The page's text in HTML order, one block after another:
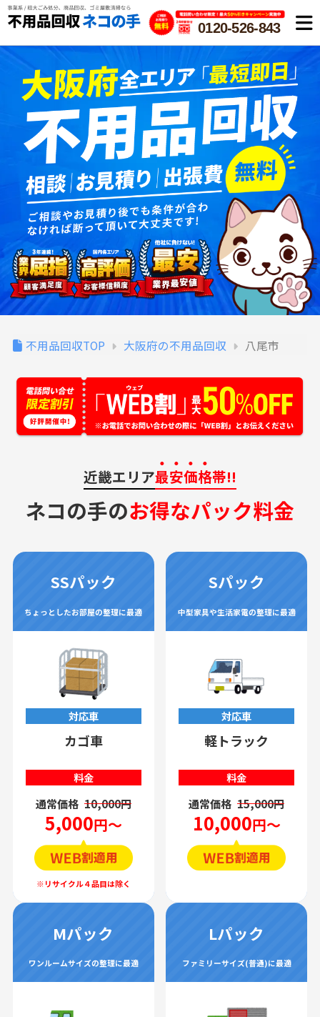
0120-526-843
不用品回収TOP 大阪府の不用品回収 八尾市
近畿エリア最安価格帯!!
ネコの手のお得なパック料金
SSパック
ちょっとしたお部屋の整理に最適
対応車
カゴ車
料金
通常価格 10,000円
5,000円～
Sパック
中型家具や生活家電の整理に最適
対応車
軽トラック
料金
通常価格 15,000円
10,000円～
Mパック
ワンルームサイズの整理に最適
Lパック
ファミリーサイズ(普通)に最適